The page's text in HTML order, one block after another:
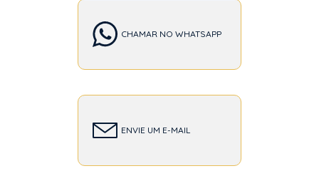
CHAMAR NO WHATSAPP
ENVIE UM E-MAIL